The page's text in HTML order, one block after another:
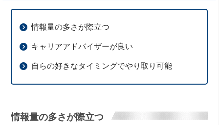
情報量の多さが際立つ
キャリアアドバイザーが良い
自らの好きなタイミングでやり取り可能
情報量の多さが際立つ